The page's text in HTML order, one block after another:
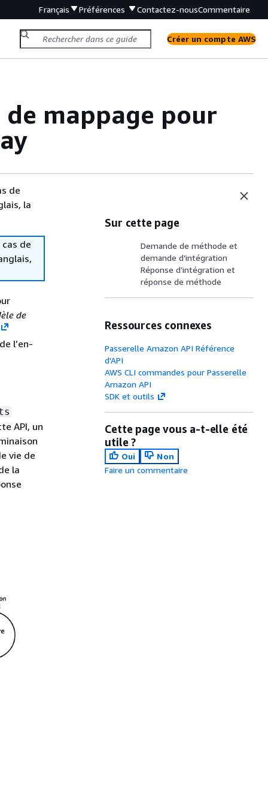
Français Préférences Contactez-nousCommentaire
Créer un compte AWS
mappage pour
de
la
de
de
l’en-
API, un
vie de
la
Sur cette page
Demande de méthode et
demande d’intégration
Réponse d’intégration et
réponse de méthode
Ressources connexes
Passerelle Amazon API Référence
d'API
AWS CLI commandes pour Passerelle
Amazon API
SDK et outils
Cette page vous a-t-elle été
utile ?
Oui
Non
Faire un commentaire